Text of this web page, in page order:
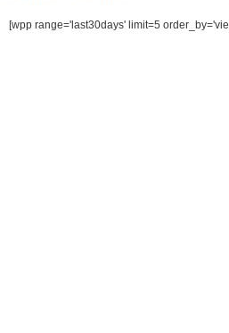
[wpp range='last30days' limit=5